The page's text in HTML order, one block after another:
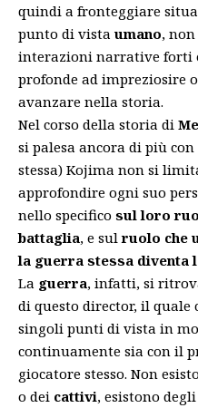
quindi a fronteggiare
punto di vista umano,
interazioni narrative forti
profonde ad impreziosire
avanzare nella storia.
Nel corso della storia di
si palesa ancora di più
stessa) Kojima non si
approfondire ogni suo
nello specifico sul loro
battaglia, e sulruolo che
la guerra stessa diventa
La guerra, infatti, si
di questo director, il quale
singoli punti di vista in
continuamente sia con il
giocatore stesso. Non
o dei cattivi, esistono